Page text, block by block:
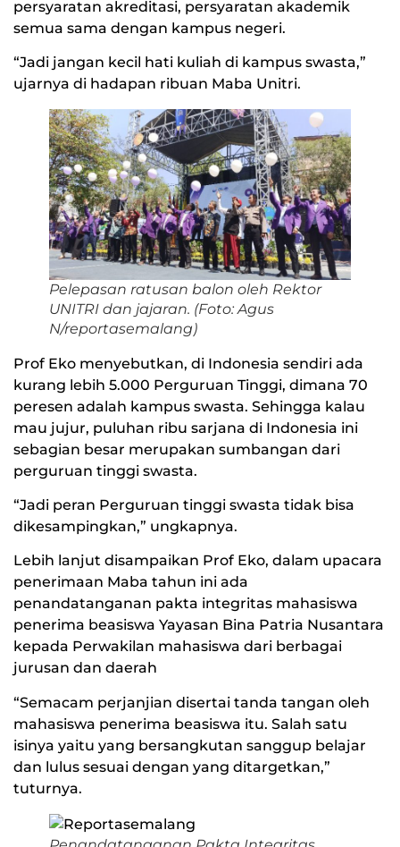
persyaratan akreditasi, persyaratan akademik
semua sama dengan kampus negeri.
“Jadi jangan kecil hati kuliah di kampus swasta,”
ujarnya di hadapan ribuan Maba Unitri.
Pelepasan ratusan balon oleh Rektor
UNITRI dan jajaran. (Foto: Agus
N/reportasemalang)
Prof Eko menyebutkan, di Indonesia sendiri ada
kurang lebih 5.000 Perguruan Tinggi, dimana 70
peresen adalah kampus swasta. Sehingga kalau
mau jujur, puluhan ribu sarjana di Indonesia ini
sebagian besar merupakan sumbangan dari
perguruan tinggi swasta.
“Jadi peran Perguruan tinggi swasta tidak bisa
dikesampingkan,” ungkapnya.
Lebih lanjut disampaikan Prof Eko, dalam upacara
penerimaan Maba tahun ini ada
penandatanganan pakta integritas mahasiswa
penerima beasiswa Yayasan Bina Patria Nusantara
kepada Perwakilan mahasiswa dari berbagai
jurusan dan daerah
“Semacam perjanjian disertai tanda tangan oleh
mahasiswa penerima beasiswa itu. Salah satu
isinya yaitu yang bersangkutan sanggup belajar
dan lulus sesuai dengan yang ditargetkan,”
tuturnya.